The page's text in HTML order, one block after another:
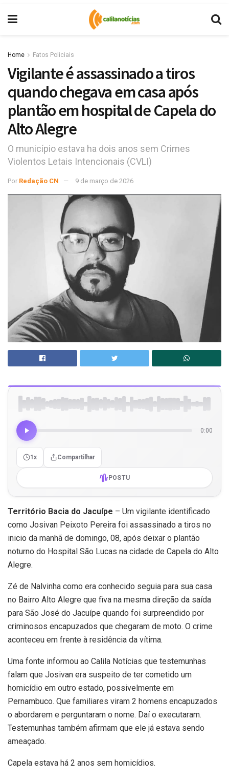
Home Fatos Policiais
Vigilante é assassinado a tiros
quando chegava em casa após
plantão em hospital de Capela do
Alto Alegre
O município estava ha dois anos sem Crimes
Violentos Letais Intencionais (CVLI)
Por Redação CN 9 de março de 2026
0:00
1x Compartilhar
POSTU
Território Bacia do Jacuípe – Um vigilante identificado
como Josivan Peixoto Pereira foi assassinado a tiros no
inicio da manhã de domingo, 08, após deixar o plantão
noturno do Hospital São Lucas na cidade de Capela do Alto
Alegre.
Zé de Nalvinha como era conhecido seguia para sua casa
no Bairro Alto Alegre que fiva na mesma direção da saída
para São José do Jacuípe quando foi surpreendido por
criminosos encapuzados que chegaram de moto. O crime
aconteceu em frente à residência da vítima.
Uma fonte informou ao Calila Notícias que testemunhas
falam que Josivan era suspeito de ter cometido um
homicídio em outro estado, possivelmente em
Pernambuco. Que familiares viram 2 homens encapuzados
o abordarem e perguntaram o nome. Daí o executaram.
Testemunhas também afirmam que ele já estava sendo
ameaçado.
Capela estava há 2 anos sem homicídios.